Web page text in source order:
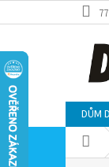
na
DŮM